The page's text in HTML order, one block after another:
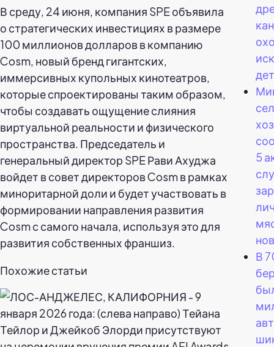
В среду, 24 июня, компания SPE объявила
о стратегических инвестициях в размере
100 миллионов долларов в компанию
Cosm, новый бренд гигантских,
иммерсивных купольных кинотеатров,
которые спроектированы таким образом,
чтобы создавать ощущение слияния
виртуальной реальности и физического
пространства. Председатель и
генеральный директор SPE Рави Ахуджа
войдет в совет директоров Cosm в рамках
миноритарной доли и будет участвовать в
формировании направления развития
Cosm с самого начала, используя это для
развития собственных франшиз.
Похожие статьи
5
В